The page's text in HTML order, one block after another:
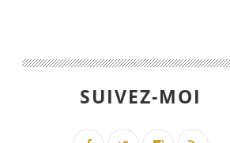
SUIVEZ-MOI